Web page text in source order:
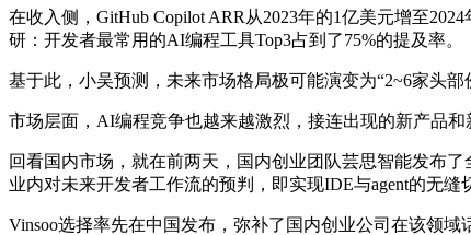
在收入侧，GitHub Copilot ARR从2023年的1亿美元增至
研：开发者最常用的AI编程工具Top3占到了75%的提及率。
基于此，小吴预测，未来市场格局极可能演变为“2~6家头
市场层面，AI编程竞争也越来越激烈，接连出现的新产品和
回看国内市场，就在前两天，国内创业团队芸思智能发布
业内对未来开发者工作流的预判，即实现IDE与agent的无缝
Vinsoo选择率先在中国发布，弥补了国内创业公司在该领域